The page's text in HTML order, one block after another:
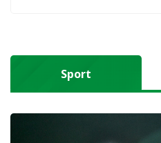
Sport